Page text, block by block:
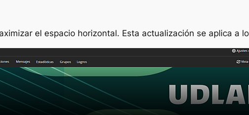
el espacio horizontal. Esta actualización se aplica a